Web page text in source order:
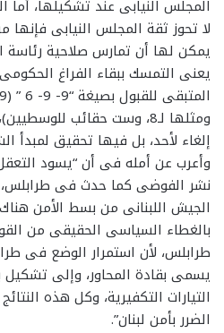
المجلس النيابى عند تشكيلها، أما
لا تحوز ثقة المجلس النيابى فإنها
يمكن لها أن تمارس صلاحية رئاسة
يعنى التمسك ببقاء الفراغ
ومثلها لـ8، وست حقائب
إلغاء لأحد، بل فيها تحقيق لمبدأ
وأعرب عن أمله فى أن “يسود
نشر الفوضى كما حدث فى
الجيش اللبنانى من بسط الأمن
بالغطاء السياسى الحقيقى من
طرابلس، لأن استمرار الوضع فى
يسمى بقادة المحاور، وإلى تشكيل
التيارات التكفيرية، وكل هذه
الضرر بأمن لبنان”.